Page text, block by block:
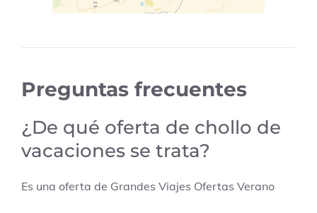
Preguntas frecuentes
¿De qué oferta de chollo de
vacaciones se trata?
Es una oferta de Grandes Viajes Ofertas Verano